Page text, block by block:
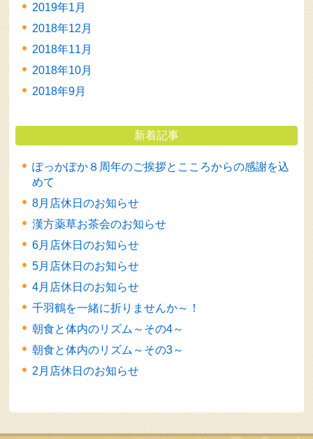
2019年1月
2018年12月
2018年11月
2018年10月
2018年9月
新着記事
ぽっかぽか８周年のご挨拶とこころからの感謝を込
めて
8月店休日のお知らせ
漢方薬草お茶会のお知らせ
6月店休日のお知らせ
5月店休日のお知らせ
4月店休日のお知らせ
千羽鶴を一緒に折りませんか～！
朝食と体内のリズム～その4～
朝食と体内のリズム～その3～
2月店休日のお知らせ